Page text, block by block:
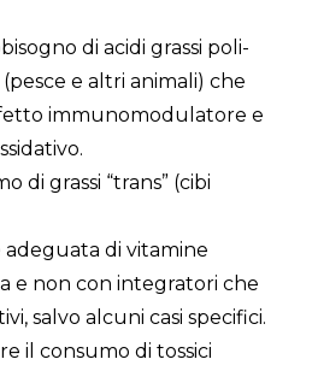
di acidi grassi poli-
e altri animali) che
immunomodulatore e
di grassi “trans” (cibi
adeguata di vitamine
e non con integratori che
salvo alcuni casi specifici.
il consumo di tossici